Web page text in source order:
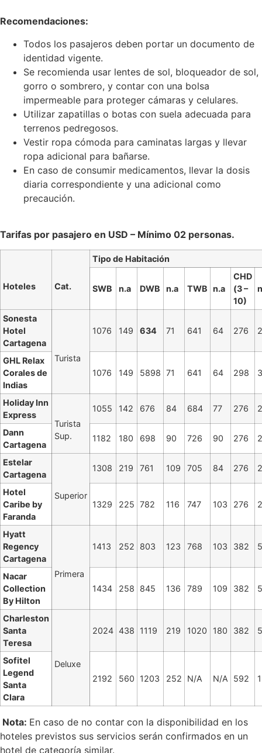
Recomendaciones:
Todos los pasajeros deben portar un documento de
identidad vigente.
Se recomienda usar lentes de sol, bloqueador de sol,
gorro o sombrero, y contar con una bolsa
impermeable para proteger cámaras y celulares.
Utilizar zapatillas o botas con suela adecuada para
terrenos pedregosos.
Vestir ropa cómoda para caminatas largas y llevar
ropa adicional para bañarse.
En caso de consumir medicamentos, llevar la dosis
diaria correspondiente y una adicional como
precaución.
Tarifas por pasajero en USD – Mínimo 02 personas.
Hoteles Cat.
Tipo de Habitación
SWB n.a DWB n.a TWB n.a
CHD
(3 –
10)
Sonesta
Hotel
Cartagena
Turista
1076 149 634 71 641 64 276
GHL Relax
Corales de
Indias
1076 149 5898 71 641 64 298
Holiday Inn
Express
Turista
Sup.
1055 142 676 84 684 77 276
Dann
Cartagena
1182 180 698 90 726 90 276
Estelar
Cartagena
Superior
1308 219 761 109 705 84 276
Hotel
Caribe by
Faranda
1329 225 782 116 747 103 276
Hyatt
Regency
Cartagena
Primera
1413 252 803 123 768 103 382
Nacar
Collection
By Hilton
1434 258 845 136 789 109 382
Charleston
Santa
Teresa
Deluxe
2024 438 1119 219 1020 180 382
Sofitel
Legend
Santa
Clara
2192 560 1203 252 N/A N/A 592
Nota: En caso de no contar con la disponibilidad en los
hoteles previstos sus servicios serán confirmados en un
hotel de categoría similar.